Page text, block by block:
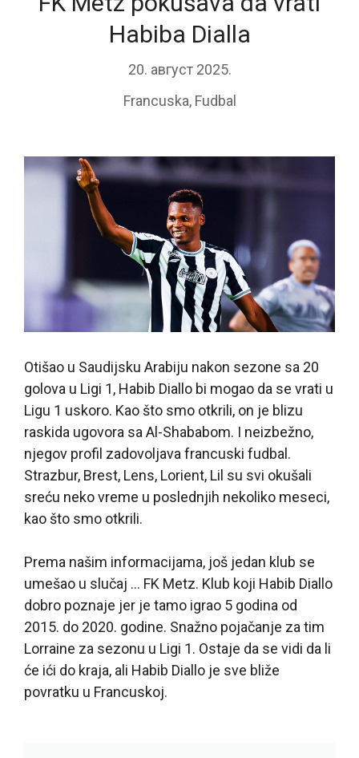
Habiba Dialla
20. август 2025.
Francuska, Fudbal
Otišao u Saudijsku Arabiju nakon sezone sa 20
golova u Ligi 1, Habib Diallo bi mogao da se vrati u
Ligu 1 uskoro. Kao što smo otkrili, on je blizu
raskida ugovora sa Al-Shababom. I neizbežno,
njegov profil zadovoljava francuski fudbal.
Strazbur, Brest, Lens, Lorient, Lil su svi okušali
sreću neko vreme u poslednjih nekoliko meseci,
kao što smo otkrili.
Prema našim informacijama, još jedan klub se
umešao u slučaj … FK Metz. Klub koji Habib Diallo
dobro poznaje jer je tamo igrao 5 godina od
2015. do 2020. godine. Snažno pojačanje za tim
Lorraine za sezonu u Ligi 1. Ostaje da se vidi da li
će ići do kraja, ali Habib Diallo je sve bliže
povratku u Francuskoj.